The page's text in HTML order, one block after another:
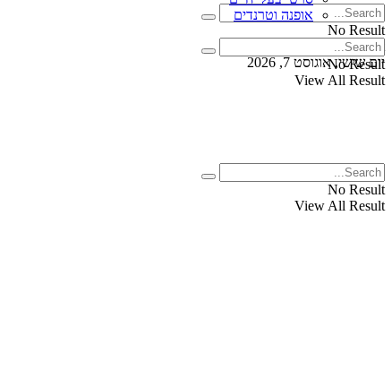
No Result
View All Result
יום שישי, אוגוסט 7, 2026
אופנה וטרנדים
No Result
View All Result
No Result
View All Result